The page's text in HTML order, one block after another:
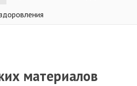
материалов